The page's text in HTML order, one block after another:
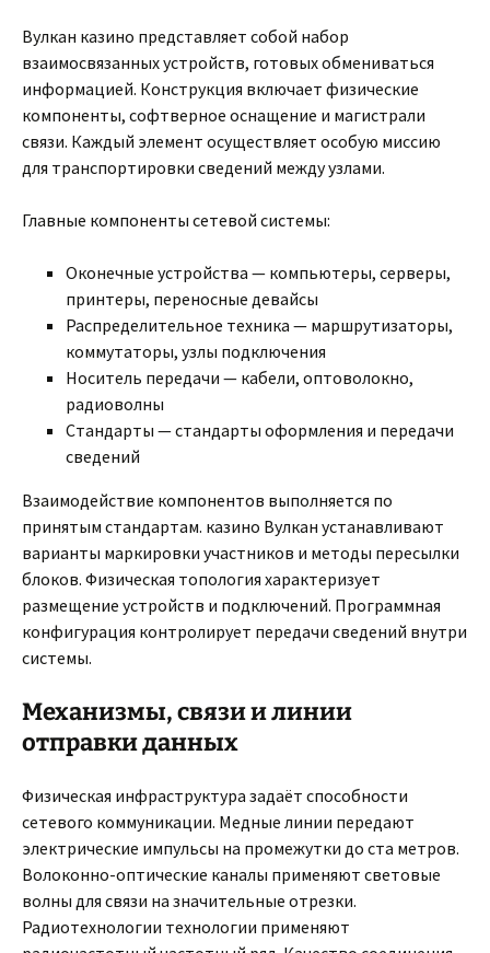
Вулкан казино представляет собой набор
взаимосвязанных устройств, готовых обмениваться
информацией. Конструкция включает физические
компоненты, софтверное оснащение и магистрали
связи. Каждый элемент осуществляет особую миссию
для транспортировки сведений между узлами.
Главные компоненты сетевой системы:
Оконечные устройства — компьютеры, серверы,
принтеры, переносные девайсы
Распределительное техника — маршрутизаторы,
коммутаторы, узлы подключения
Носитель передачи — кабели, оптоволокно,
радиоволны
Стандарты — стандарты оформления и передачи
сведений
Взаимодействие компонентов выполняется по
принятым стандартам. казино Вулкан устанавливают
варианты маркировки участников и методы пересылки
блоков. Физическая топология характеризует
размещение устройств и подключений. Программная
конфигурация контролирует передачи сведений внутри
системы.
Механизмы, связи и линии
отправки данных
Физическая инфраструктура задаёт способности
сетевого коммуникации. Медные линии передают
электрические импульсы на промежутки до ста метров.
Волоконно-оптические каналы применяют световые
волны для связи на значительные отрезки.
Радиотехнологии технологии применяют